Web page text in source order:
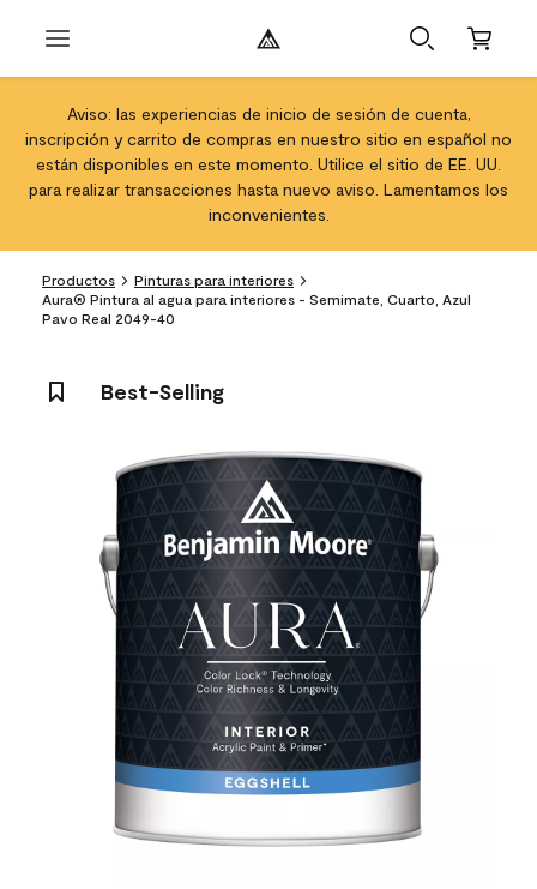
Aviso: las experiencias de inicio de sesión de cuenta,
inscripción y carrito de compras en nuestro sitio en español no
están disponibles en este momento. Utilice el sitio de EE. UU.
para realizar transacciones hasta nuevo aviso. Lamentamos los
inconvenientes.
Productos
Pinturas para interiores
Aura® Pintura al agua para interiores - Semimate, Cuarto, Azul
Pavo Real 2049-40
Best-Selling